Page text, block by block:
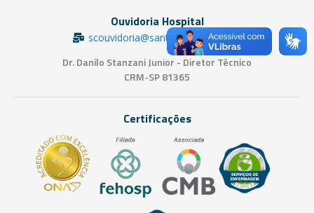
Ouvidoria Hospital
scouvidoria@santacasasjc.com.br
Dr. Danilo Stanzani Junior - Diretor Técnico
CRM-SP 81365
Certificações